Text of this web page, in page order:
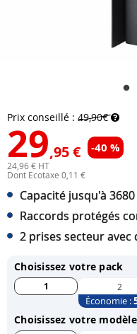
Prix conseillé : 49,90€
29,95 € -40 %
24,96 € HT
Dont Ecotaxe 0,11 €
Capacité jusqu'à
Raccords protégés
2 prises secteur
Choisissez votre pack
1 2
Économie :
Choisissez votre modèle